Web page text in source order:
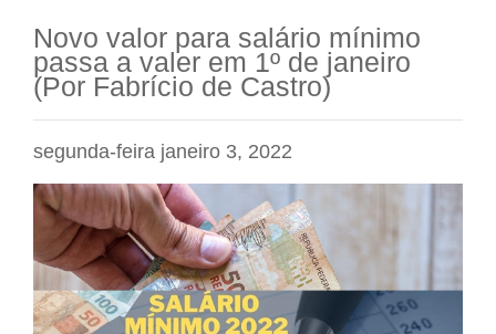
Novo valor para salário mínimo
passa a valer em 1º de janeiro
(Por Fabrício de Castro)
segunda-feira janeiro 3, 2022